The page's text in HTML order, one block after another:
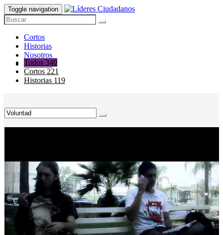
Toggle navigation
Cortos
Historias
Nosotros
Contacto
Todos 340
Cortos 221
Historias 119